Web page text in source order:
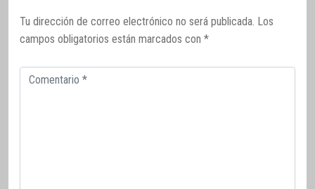
Tu dirección de correo electrónico no será publicada. Los
campos obligatorios están marcados con *
Comentario